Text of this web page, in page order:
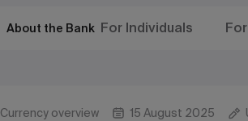
About the Bank For Individuals
Currency overview 15 August 2025